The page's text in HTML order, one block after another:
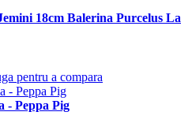
18cm Balerina Purcelus La
pentru a compara
- Peppa Pig